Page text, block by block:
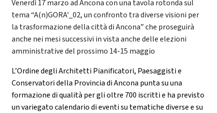
Venerdì 17 marzo ad Ancona con una tavola rotonda sul
tema “A(n)GORA'_02, un confronto tra diverse visioni per
la trasformazione della città di Ancona” che proseguirà
anche nei mesi successivi in vista anche delle elezioni
amministrative del prossimo 14-15 maggio
L’Ordine degli Architetti Pianificatori, Paesaggisti e
Conservatori della Provincia di Ancona punta su una
formazione di qualità per gli oltre 700 iscritti e ha previsto
un variegato calendario di eventi su tematiche diverse e su